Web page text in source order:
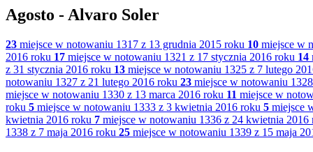
Agosto - Alvaro Soler
23 miejsce w notowaniu 1317 z 13 grudnia 2015 roku 10 miejsce w
2016 roku 17 miejsce w notowaniu 1321 z 17 stycznia 2016 roku 14
z 31 stycznia 2016 roku 13 miejsce w notowaniu 1325 z 7 lutego
notowaniu 1327 z 21 lutego 2016 roku 23 miejsce w notowaniu
miejsce w notowaniu 1330 z 13 marca 2016 roku 11 miejsce w
roku 5 miejsce w notowaniu 1333 z 3 kwietnia 2016 roku 5 miejsce
kwietnia 2016 roku 7 miejsce w notowaniu 1336 z 24 kwietnia 2016
1338 z 7 maja 2016 roku 25 miejsce w notowaniu 1339 z 15 maja